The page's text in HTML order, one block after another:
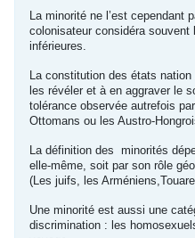
La minorité ne l’est cependant
colonisateur considéra
inférieures.
La constitution des états
les révéler et à en aggraver le
tolérance observée autrefois
Ottomans ou les Austro-
La définition des minorités
elle-même, soit par son rôle
(Les juifs, les
Une minorité est aussi une
discrimination : les